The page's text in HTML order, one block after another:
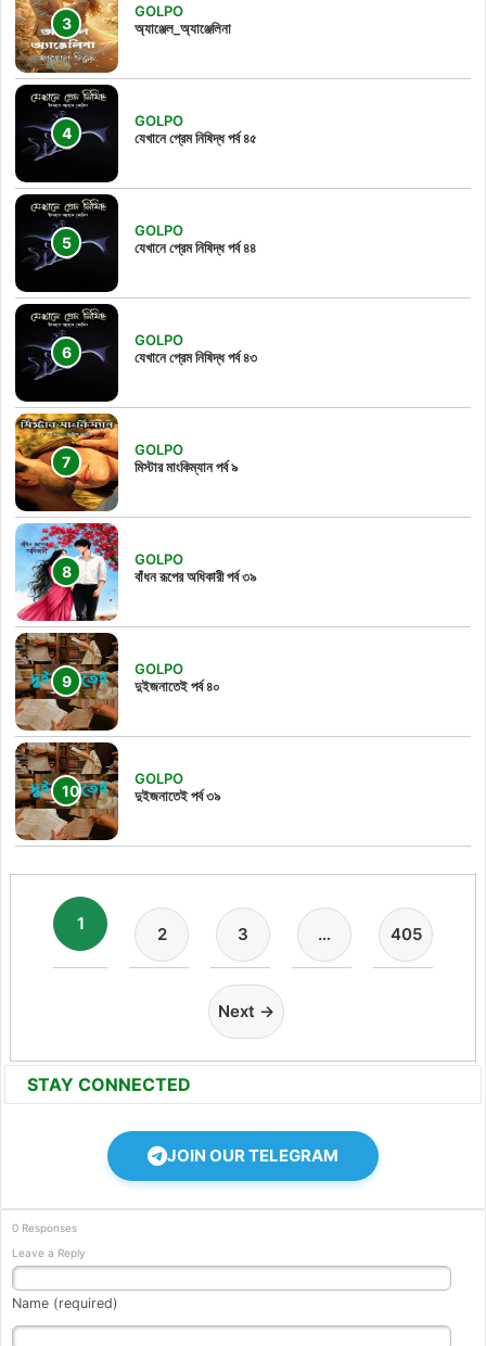
GOLPO
অ্যাঞ্জেল_অ্যাঞ্জেলিনা
GOLPO
যেখানে প্রেম নিষিদ্ধ পর্ব ৪৫
GOLPO
যেখানে প্রেম নিষিদ্ধ পর্ব ৪৪
GOLPO
যেখানে প্রেম নিষিদ্ধ পর্ব ৪৩
GOLPO
মিস্টার মাংকিম্যান পর্ব ৯
GOLPO
বাঁধন রূপের অধিকারী পর্ব ৩৯
GOLPO
দুইজনাতেই পর্ব ৪০
GOLPO
দুইজনাতেই পর্ব ৩৯
1
2 3 … 405
Next →
STAY CONNECTED
JOIN OUR TELEGRAM
0 Responses
Leave a Reply
Name (required)